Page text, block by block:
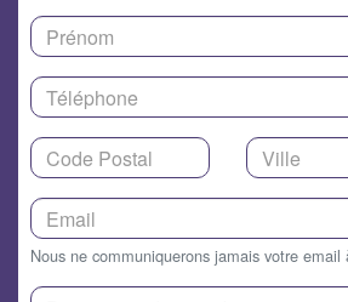
Nous ne communiquerons jamais votre email